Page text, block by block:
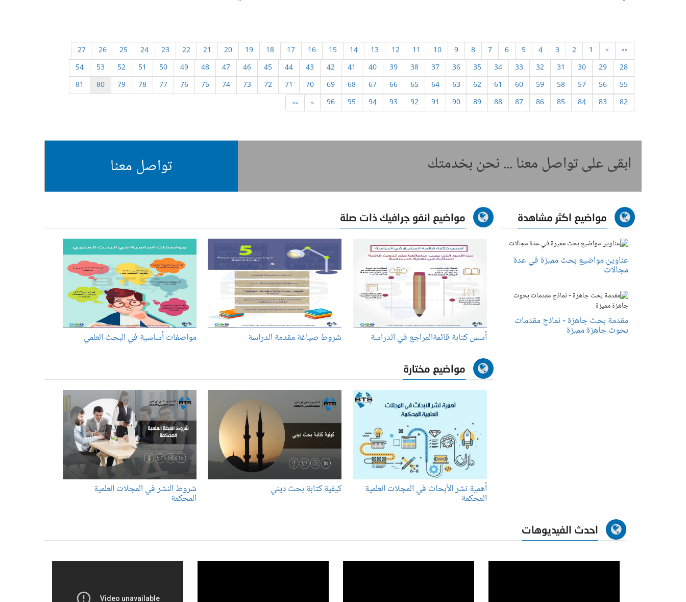
««
«
1
2
3
4
5
6
7
8
9
10
11
12
13
14
15
16
17
18
19
20
21
22
23
24
25
26
27
28
29
30
31
32
33
34
35
36
37
38
39
40
41
42
43
44
45
46
47
48
49
50
51
52
53
54
55
56
57
58
59
60
61
62
63
64
65
66
67
68
69
70
71
72
73
74
75
76
77
78
79
80
81
82
83
84
85
86
87
88
89
90
91
92
93
94
95
96
»
»»
ابقى على تواصل معنا ... نحن بخدمتك تواصل معنا
مواضيع اكثر مشاهدة
عناوين مواضيع بحث مميزة في عدة
مجالات
مقدمة بحث جاهزة - نماذج مقدمات
بحوث جاهزة مميزة
مواضيع انفو جرافيك ذات صلة
أسس كتابة قائمةالمراجع في الدراسة شروط صياغة مقدمة الدراسة مواصفات أساسية في البحث العلمي
مواضيع مختارة
أهمية نشر الأبحاث في المجلات العلمية
المحكمة
كيفية كتابة بحث ديني شروط النشر في المجلات العلمية
المحكمة
احدث الفيديوهات